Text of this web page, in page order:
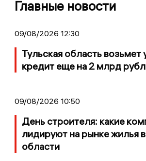
Главные новости
09/08/2026 12:30
Тульская область возьмет
кредит еще на 2 млрд
09/08/2026 10:50
День строителя: какие
лидируют на рынке жилья
области